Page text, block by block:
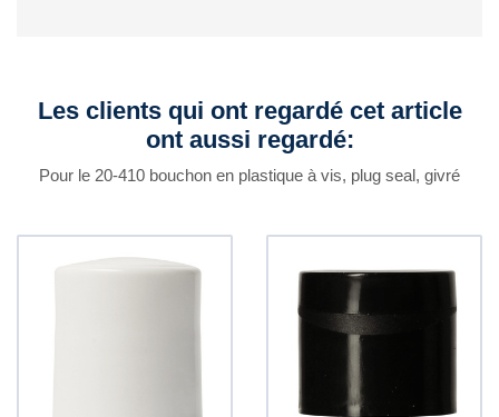
Les clients qui ont regardé cet article
ont aussi regardé:
Pour le 20-410 bouchon en plastique à vis, plug seal, givré